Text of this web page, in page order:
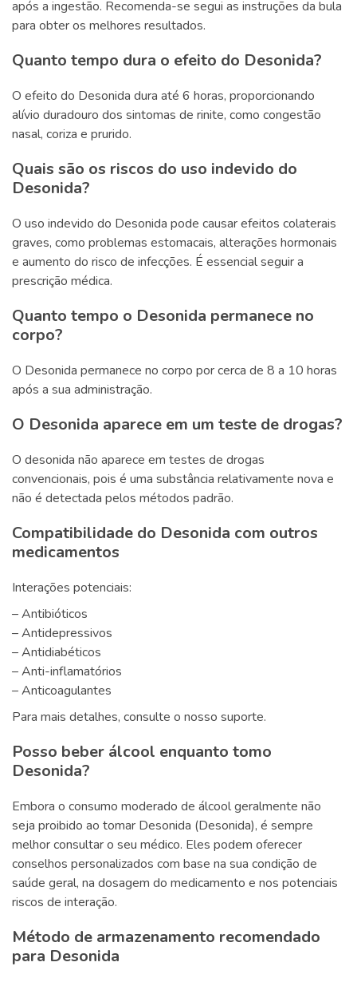
após a ingestão. Recomenda-se segui as instruções da bula
para obter os melhores resultados.
Quanto tempo dura o efeito do Desonida?
O efeito do Desonida dura até 6 horas, proporcionando
alívio duradouro dos sintomas de rinite, como congestão
nasal, coriza e prurido.
Quais são os riscos do uso indevido do
Desonida?
O uso indevido do Desonida pode causar efeitos colaterais
graves, como problemas estomacais, alterações hormonais
e aumento do risco de infecções. É essencial seguir a
prescrição médica.
Quanto tempo o Desonida permanece no
corpo?
O Desonida permanece no corpo por cerca de 8 a 10 horas
após a sua administração.
O Desonida aparece em um teste de drogas?
O desonida não aparece em testes de drogas
convencionais, pois é uma substância relativamente nova e
não é detectada pelos métodos padrão.
Compatibilidade do Desonida com outros
medicamentos
Interações potenciais:
– Antibióticos
– Antidepressivos
– Antidiabéticos
– Anti-inflamatórios
– Anticoagulantes
Para mais detalhes, consulte o nosso suporte.
Posso beber álcool enquanto tomo
Desonida?
Embora o consumo moderado de álcool geralmente não
seja proibido ao tomar Desonida (Desonida), é sempre
melhor consultar o seu médico. Eles podem oferecer
conselhos personalizados com base na sua condição de
saúde geral, na dosagem do medicamento e nos potenciais
riscos de interação.
Método de armazenamento recomendado
para Desonida